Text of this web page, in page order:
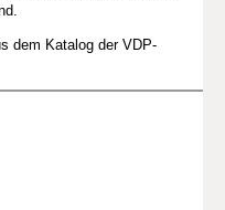
dem Katalog der VDP-